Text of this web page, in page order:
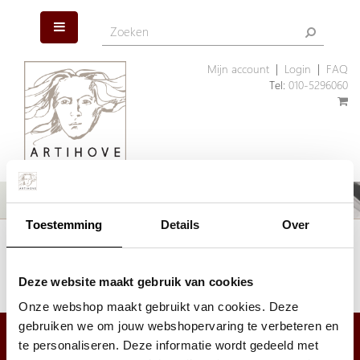
Toestemming Details Over
Deze website maakt gebruik van cookies
Onze webshop maakt gebruikt van cookies. Deze
gebruiken we om jouw webshopervaring te verbeteren en
te personaliseren. Deze informatie wordt gedeeld met
Mijn account| Login
FAQ
Tel: 010-5296060
Het artikel dat u zoekt is helaas niet meer aanwezig. Wellicht kunnen
Klik hier om ons assortiment geschenken te bekijken.